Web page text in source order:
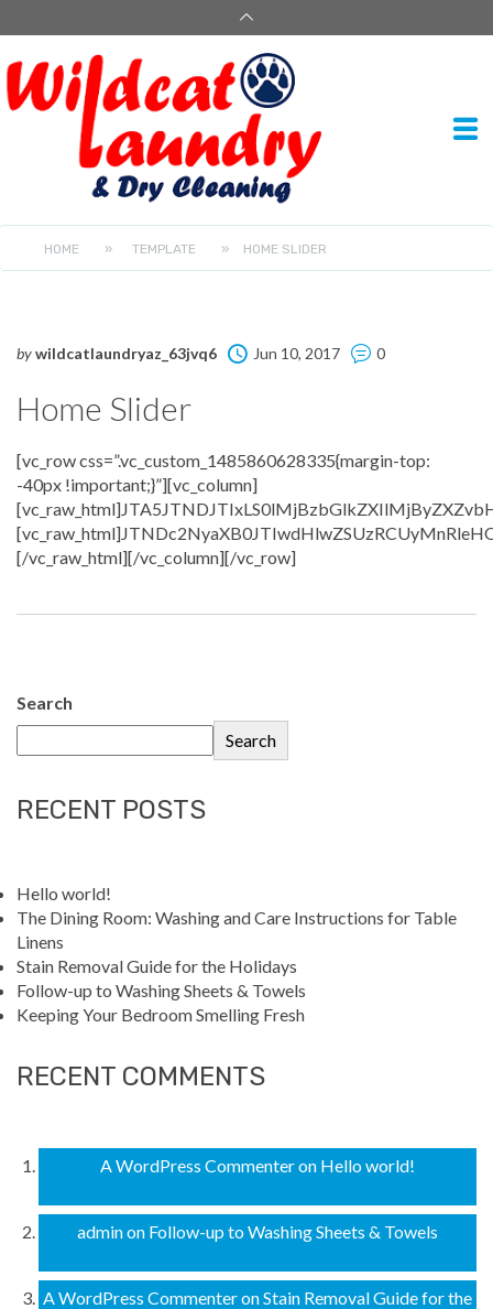
HOME » TEMPLATE » HOME SLIDER
bywildcatlaundryaz_63jvq6 Jun 10, 2017 0
Home Slider
[vc_row css=”.vc_custom_1485860628335{margin-top: -40px !important;}”][vc_column][vc_raw_html]JTA5JTNDJTIxLS0lMjBzbGlkZXIlMjByZXZvbHV0aW9uJTIwLS0lM0UlMEElMDklM0MlMjEtLSUyMFNsaWRlciUyMC0tJTNFJTBBJTA5JTNDZGl2JTIwY2xhc3MlM0QlMjJycy1zbGlkZXIlMjIlM0UlMEElMDklMDklM0NkaXYlMjBjbGFzcyUzRCUyMnRwLWJhbm5lci1jb250YWluZXIlMjIlM0UlMEElMDklMDklMDklM0NkaXYlMjBjbGFzcyUzRCUyMnRwLWJhbm5lciUyMiUzRSUwQSUwOSUwOSUwOSUwOSUzQ3VsJTNFJTBBJTA5JTA5JTA5JTA5JTA5JTNDJTIxLS0lMjBTbGlkZSUyMDElMjAtLSUzRSUwQSUwOSUwOSUwOSUwOSUwOSUzQ2xpJTIwZGF0YS10cmFuc2l0aW9uJTNEJTI3ZmFkZSUyNyUyMGRhdGEtcm90YXRlJTNEJTI3MCUyNyUyMGRhdGEtc2F2ZXBlcmZvcm1hbmNlJTNEJTI3b2ZmJTI3JTNFJTBBJTA5JTA5JTA5JTA5JTA5JTA5JTNDaW1nJTIwc3JjJTNEJTIyaHR0cCUzQSUyRiUyRndwZGVtb3oxLmNvbSUyRmxhdW5kcnlkcnljbGVhbmluZyUyRndwLWNvbnRlbnQlMkZ0aGVtZXMlMkZsYXVuZHJ5JTJGaW1hZ2VzJTJGc2xpZGVyJTJGc2xpZGUxLmpwZyUyMiUyMGFsdCUzRCUyMnNsaWRlMSUyMiUyMGRhdGEtYmdwb3NpdGlvbiUzRCUyMmNlbnRlciUyMGNlbnRlciUyMiUyMGRhdGEtYmdmaXQlM0QlMjJjb3ZlciUyMiUyMGRhdGEtYmdyZXBlYXQlM0QlMjJuby1yZXBlYXQlMjIlMjBjbGFzcyUzRCUyMnJldi1zbGlkZWJnJTIyJTNFJTBBJTA5JTA5JTA5JTA5JTA5JTA5JTNDJTIxLS0lMjAxLTEtaW1hZ2UlMjAtLSUzRSUwQSUwOSUwOSUwOSUwOSUwOSUwOSUzQ2RpdiUyMGNsYXNzJTNEJTIydHAtY2FwdGlvbiUyMHRwLXNjYWxlJTIyJTIwaWQlM0QlMjJzbGlkZS0xLTElMjIlMjBkYXRhLXglM0QlMjIlNUIlMjdjZW50ZXIlMjclMkMlMjdjZW50ZXIlMjclMkMlMjdjZW50ZXIlMjclMkMlMjdjZW50ZXIlMjclNUQlMjIlMjBkYXRhLWhvZmZzZXQlM0QlMjIlNUIlMjctNDgwJTI3JTJDJTI3LTMwMCUyNyUyQyUyNy0yNDglMjclMkMlMjctMTkyJTI3JTVEJTIyJTIwZGF0YS15JTNEJTIyJTVCJTI3dG9wJTI3JTJDJTI3dG9wJTI3JTJDJTI3dG9wJTI3JTJDJTI3dG9wJTI3JTVEJTIyJTIwZGF0YS12b2Zmc2V0JTNEJTIyJTVCJTI3MCUyNyUyQyUyNzAlMjclMkMlMjcwJTI3JTJDJTI3MCUyNyU1RCUyMiUyMGRhdGEtd2lkdGglM0QlMjIlNUIlMjc5NjElMjclMkMlMjc2MDElMjclMkMlMjc0OTclMjclMkMlMjczODUlMjclNUQlMjIlMjBkYXRhLWhlaWdodCUzRCUyMiU1QiUyNzc3OCUyNyUyQyUyNzQ4NiUyNyUyQyUyNzQwMiUyNyUyQyUyNzMxMSUyNyU1RCUyMiUyMGRhdGEtd2hpdGVzcGFjZSUzRCUyMm5vd3JhcCUyMiUyMGRhdGEtdHlwZSUzRCUyMmltYWdlJTIyJTIwZGF0YS1iYXNlYWxpZ24lM0QlMjJzbGlkZSUyMiUyMGRhdGEtcmVzcG9uc2l2ZV9vZmZzZXQlM0QlMjJvbiUyMiUyMGRhdGEtZnJhbWVzJTNEJTI3JTVCJTdCJTIyZnJvbSUyMiUzQSUyMm8lM0EwJTNCJTIyJTJDJTIyc3BlZWQlMjIlM0ExMDAwJTJDJTIydG8lMjIlM0ElMjJvJTNBMSUyMiUyQyUyMmRlbGF5JTIyJTNBMCUyQyUyMmVhc2UlMjIlM0ElMjJQb3dlcjIuZWFzZUluT3V0JTIyJTdEJTJDJTdCJTIyZGVsYXklMjIlM0ElMjJ3YWl0JTIyJTJDJTIyc3BlZWQlMjIlM0ExNTAwJTJDJTIydG8lMjIlM0ElMjJ4JTNBbGVmdCUzQiUyMiUyQyUyMmVhc2UlMjIlM0ElMjJQb3dlcjIuZWFzZUluT3V0JTIyJTdEJTVEJTI3JTIwc3R5bGUlM0QlMjJ6LWluZGV4JTNBJTIwMSUzQiUyMiUzRSUzQ2ltZyUyMHNyYyUzRCUyMmh0dHAlM0ElMkYlMkZ3cGRlbW96MS5jb20lMkZsYXVuZHJ5ZHJ5Y2xlYW5pbmclMkZ3cC1jb250ZW50JTJGdXBsb2FkcyUyRjIwMTclMkYwMiUyRnNsaWRlMS0xLmpwZyUyMiUyMGFsdCUzRCUyMiUyMiUzRSUwQSUwOSUwOSUwOSUwOSUwOSUwOSUzQyUyRmRpdiUzRSUwQSUwOSUwOSUwOSUwOSUwOSUwOSUzQyUyMS0tJTIwMS0yLWltYWdlJTIwLS0lM0UlMEElMDklMDklMDklMDklMDklMDklM0NkaXYlMjBjbGFzcyUzRCUyMnRwLWNhcHRpb24lMjB0cC1zY2FsZSUyMiUyMGlkJTNEJTIyc2xpZGUtMS0yJTIyJTIwZGF0YS14JTNEJTIyJTVCJTI3Y2VudGVyJTI3JTJDJTI3Y2VudGVyJTI3JTJDJTI3Y2VudGVyJTI3JTJDJTI3Y2VudGVyJTI3JTVEJTIyJTIwZGF0YS1ob2Zmc2V0JTNEJTIyJTVCJTI3NDgwJTI3JTJDJTI3MzAwJTI3JTJDJTI3MjQ4JTI3JTJDJTI3MTkyJTI3JTVEJTIyJTIwZGF0YS15JTNEJTIyJTVCJTI3dG9wJTI3JTJDJTI3dG9wJTI3JTJDJTI3dG9wJTI3JTJDJTI3dG9wJTI3JTVEJTIyJTIwZGF0YS12b2Zmc2V0JTNEJTIyJTVCJTI3MCUyNyUyQyUyNzAlMjclMkMlMjcwJTI3JTJDJTI3MCUyNyU1RCUyMiUyMGRhdGEtd2lkdGglM0QlMjIlNUIlMjc5NjElMjclMkMlMjc2MDElMjclMkMlMjc0OTclMjclMkMlMjczODUlMjclNUQlMjIlMjBkYXRhLWhlaWdodCUzRCUyMiU1QiUyNzc3OCUyNyUyQyUyNzQ4NiUyNyUyQyUyNzQwMiUyNyUyQyUyNzMxMSUyNyU1RCUyMiUyMGRhdGEtd2hpdGVzcGFjZSUzRCUyMm5vd3JhcCUyMiUyMGRhdGEtdHlwZSUzRCUyMmltYWdlJTIyJTIwZGF0YS1iYXNlYWxpZ24lM0QlMjJzbGlkZSUyMiUyMGRhdGEtcmVzcG9uc2l2ZV9vZmZzZXQlM0QlMjJvbiUyMiUyMGRhdGEtZnJhbWVzJTNEJTI3JTVCJTdCJTIyZnJvbSUyMiUzQSUyMm8lM0EwJTNCJTIyJTJDJTIyc3BlZWQlMjIlM0ExMDAwJTJDJTIydG8lMjIlM0ElMjJvJTNBMSUyMiUyQyUyMmRlbGF5JTIyJTNBMCUyQyUyMmVhc2UlMjIlM0ElMjJQb3dlcjIuZWFzZUluT3V0JTIyJTdEJTJDJTdCJTIyZGVsYXklMjIlM0ElMjJ3YWl0JTIyJTJDJTIyc3BlZWQlMjIlM0ExNTAwJTJDJTIydG8lMjIlM0ElMjJ4JTNBcmlnaHQlM0IlMjIlMkMlMjJlYXNlJTIyJTNBJTIyUG93ZXIyLmVhc2VJbk91dCUyMiU3RCU1RCUyNyUyMHN0eWxlJTNEJTIyei1pbmRleCUzQSUyMDElM0IlMjIlM0UlM0NpbWclMjBzcmMlM0QlMjJodHRwJTNBJTJGJTJGd3BkZW1vejEuY29tJTJGbGF1bmRyeWRyeWNsZWFuaW5nJTJGd3AtY29udGVudCUyRnVwbG9hZHMlMkYyMDE3JTJGMDIlMkZzbGlkZTEtMi5qcGclMjIlMjBhbHQlM0QlMjIlMjIlM0UlMEElMDklMDklMDklMDklMDklMDklM0MlMkZkaXYlM0UlMEElMDklMDklMDklMDklMDklMDklM0MlMjEtLSUyMDEtMS1ibGFuayUyMC0tJTNFJTBBJTA5JTA5JTA5JTA5JTA5JTA5JTNDZGl2JTIwY2xhc3MlM0QlMjJ0cC1jYXB0aW9uJTIwdHAtc2hhcGUlMjIlMjBpZCUzRCUyMnNsaWRlLTEtMS1ibGFuayUyMiUyMGRhdGEteCUzRCUyMiU1QiUyN2xlZnQlMjclMkMlMjdsZWZ0JTI3JTJDJTI3bGVmdCUyNyUyQyUyN2xlZnQlMjclNUQlMjIlMjBkYXRhLWhvZmZzZXQlM0QlMjIlNUIlMjcwJTI3JTJDJTI3MCUyNyUyQyUyNzAlMjclMkMlMjcwJTI3JTVEJTIyJTIwZGF0YS15JTNEJTIyJTVCJTI3dG9wJTI3JTJDJTI3dG9wJTI3JTJDJTI3dG9wJTI3JTJDJTI3dG9wJTI3JTVEJTIyJTIwZGF0YS12b2Zmc2V0JTNEJTIyJTVCJTI3MCUyNyUyQyUyNzAlMjclMkMlMjcwJTI3JTJDJTI3MCUyNyU1RCUyMiUyMGRhdGEtd2lkdGglM0QlMjIlNUIlMjc5NjAlMjclMkMlMjc2MDAlMjclMkMlMjc0OTYlMjclMkMlMjczODQlMjclNUQlMjIlMjBkYXRhLWhlaWdodCUzRCUyMiU1QiUyNzc3OCUyNyUyQyUyNzQ4NiUyNyUyQyUyNzQwMiUyNyUyQyUyNzMxMSUyNyU1RCUyMiUyMGRhdGEtd2hpdGVzcGFjZSUzRCUyMm5vd3JhcCUyMiUyMGRhdGEtdHlwZSUzRCUyMnNoYXBlJTIyJTIwZGF0YS1iYXNlYWxpZ24lM0QlMjJzbGlkZSUyMiUyMGRhdGEtcmVzcG9uc2l2ZV9vZmZzZXQlM0QlMjJvbiUyMiUyMGRhdGEtYWN0aW9ucyUzRCUyNyU1QiU3QiUyMmV2ZW50JTIyJTNBJTIybW91c2VlbnRlciUyMiUyQyUyMmFjdGlvbiUyMiUzQSUyMnRvZ2dsZWNsYXNzJTIyJTJDJTIybGF5ZXIlMjIlM0ElMjJzbGlkZS0xLTElMjIlMkMlMjJkZWxheSUyMiUzQSUyMjAlMjIlMkMlMjAlMjJjbGFzc25hbWUlMjIlM0ElMjJ6b29tJTIyJTdEJTJDJTIwJTdCJTIyZXZlbnQlMjIlM0ElMjJtb3VzZWxlYXZlJTIyJTJDJTIyYWN0aW9uJTIyJTNBJTIydG9nZ2xlY2xhc3MlMjIlMkMlMjJsYXllciUyMiUzQSUyMnNsaWRlLTEtMSUyMiUyQyUyMmRlbGF5JTIyJTNBJTIyMCUyMiUyQyUyMCUyMmNsYXNzbmFtZSUyMiUzQSUyMnpvb20lMjIlN0QlMkMlN0IlMjJldmVudCUyMiUzQSUyMm1vdXNlZW50ZXIlMjIlMkMlMjJhY3Rpb24lMjIlM0ElMjJ0b2dnbGVjbGFzcyUyMiUyQyUyMmxheWVyJTIyJTNBJTIydHAtaG92ZXJ0ZXh0LTElMjIlMkMlMjJkZWxheSUyMiUzQSUyMjAlMjIlMkMlMjAlMjJjbGFzc25hbWUlMjIlM0ElMjJkYXJrJTIyJTdEJTJDJTIwJTdCJTIyZXZlbnQlMjIlM0ElMjJtb3VzZWxlYXZlJTIyJTJDJTIyYWN0aW9uJTIyJTNBJTIydG9nZ2xlY2xhc3MlMjIlMkMlMjJsYXllciUyMiUzQSUyMnRwLWhvdmVydGV4dC0xJTIyJTJDJTIyZGVsYXklMjIlM0ElMjIwJTIyJTJDJTIwJTIyY2xhc3NuYW1lJTIyJTNBJTIyZGFyayUyMiU3RCU1RCUyNyUyMGRhdGEtZnJhbWVzJTNEJTI3JTVCJTdCJTIyZnJvbSUyMiUzQSUyMm9wYWNpdHklM0ExJTNCJTIyJTJDJTIyc3BlZWQlMjIlM0EwJTJDJTIydG8lMjIlM0ElMjJvcGFjaXR5JTNBMSUzQiUyMiUyQyUyMmRlbGF5JTIyJTNBMCU3RCUyQyU3QiUyMmZyb20lMjIlM0ElMjJvcGFjaXR5JTNBMSUzQiUyMiUyQyUyMCUyMmRlbGF5JTIyJTNBJTIyd2FpdCUyMiUyQyUyMnNwZWVkJTIyJTNBMCUyQyUyMnRvJTIyJTNBJTIyb3BhY2l0eSUzQTElM0IlMjIlN0QlNUQlMjclMjBzdHlsZSUzRCUyMnotaW5kZXglM0ElMjAyMiUzQmJhY2tncm91bmQtY29sb3IlM0FyZ2JhJTI4MCUyQzAlMkMwJTJDMCUyOSUzQiUyMiUzRSUwQSUwOSUwOSUwOSUwOSUwOSUwOSUzQyUyRmRpdiUzRSUwQSUwOSUwOSUwOSUwOSUwOSUwOSUzQyUyMS0tJTIwMS0yLWJsYW5rJTIwLS0lM0UlMEElMDklMDklMDklMDklMDklMDklM0NkaXYlMjBjbGFzcyUzRCUyMnRwLWNhcHRpb24lMjB0cC1zaGFwZSUyMiUyMGlkJTNEJTIyc2xpZGUtMS0yLWJsYW5rJTIyJTIwZGF0YS14JTNEJTIyJTVCJTI3cmlnaHQlMjclMkMlMjdyaWdodCUyNyUyQyUyN3JpZ2h0JTI3JTJDJTI3cmlnaHQlMjclNUQlMjIlMjBkYXRhLWhvZmZzZXQlM0QlMjIlNUIlMjcwJTI3JTJDJTI3MCUyNyUyQyUyNzAlMjclMkMlMjcwJTI3JTVEJTIyJTIwZGF0YS15JTNEJTIyJTVCJTI3dG9wJTI3JTJDJTI3dG9wJTI3JTJDJTI3dG9wJTI3JTJDJTI3dG9wJTI3JTVEJTIyJTIwZGF0YS12b2Zmc2V0JTNEJTIyJTVCJTI3MCUyNyUyQyUyNzAlMjclMkMlMjcwJTI3JTJDJTI3MCUyNyU1RCUyMiUyMGRhdGEtd2lkdGglM0QlMjIlNUIlMjc5NjAlMjclMkMlMjc2MDAlMjclMkMlMjc0OTYlMjclMkMlMjczODQlMjclNUQlMjIlMjBkYXRhLWhlaWdodCUzRCUyMiU1QiUyNzc3OCUyNyUyQyUyNzQ4NiUyNyUyQyUyNzQwMiUyNyUyQyUyNzMxMSUyNyU1RCUyMiUyMGRhdGEtd2hpdGVzcGFjZSUzRCUyMm5vd3JhcCUyMiUyMGRhdGEtdHlwZSUzRCUyMnNoYXBlJTIyJTIwZGF0YS1iYXNlYWxpZ24lM0QlMjJzbGlkZSUyMiUyMGRhdGEtcmVzcG9uc2l2ZV9vZmZzZXQlM0QlMjJvbiUyMiUyMGRhdGEtYWN0aW9ucyUzRCUyNyU1QiU3QiUyMmV2ZW50JTIyJTNBJTIybW91c2VlbnRlciUyMiUyQyUyMmFjdGlvbiUyMiUzQSUyMnRvZ2dsZWNsYXNzJTIyJTJDJTIybGF5ZXIlMjIlM0ElMjJzbGlkZS0xLTIlMjIlMkMlMjJkZWxheSUyMiUzQSUyMjAlMjIlMkMlMjAlMjJjbGFzc25hbWUlMjIlM0ElMjJ6b29tJTIyJTdEJTJDJTIwJTdCJTIyZXZlbnQlMjIlM0ElMjJtb3VzZWxlYXZlJTIyJTJDJTIyYWN0aW9uJTIyJTNBJTIydG9nZ2xlY2xhc3MlMjIlMkMlMjJsYXllciUyMiUzQSUyMnNsaWRlLTEtMiUyMiUyQyUyMmRlbGF5JTIyJTNBJTIyMCUyMiUyQyUyMCUyMmNsYXNzbmFtZSUyMiUzQSUyMnpvb20lMjIlN0QlMkMlN0IlMjJldmVudCUyMiUzQSUyMm1vdXNlZW50ZXIlMjIlMkMlMjJhY3Rpb24lMjIlM0ElMjJ0b2dnbGVjbGFzcyUyMiUyQyUyMmxheWVyJTIyJTNBJTIydHAtaG92ZXJ0ZXh0LTIlMjIlMkMlMjJkZWxheSUyMiUzQSUyMjAlMjIlMkMlMjAlMjJjbGFzc25hbWUlMjIlM0ElMjJjb2xvciUyMiU3RCUyQyUyMCU3QiUyMmV2ZW50JTIyJTNBJTIybW91c2VsZWF2ZSUyMiUyQyUyMmFjdGlvbiUyMiUzQSUyMnRvZ2dsZWNsYXNzJTIyJTJDJTIybGF5ZXIlMjIlM0ElMjJ0cC1ob3ZlcnRleHQtMiUyMiUyQyUyMmRlbGF5JTIyJTNBJTIyMCUyMiUyQyUyMCUyMmNsYXNzbmFtZSUyMiUzQSUyMmNvbG9yJTIyJTdEJTVEJTI3JTIwZGF0YS1mcmFtZXMlM0QlMjclNUIlN0IlMjJmcm9tJTIyJTNBJTIyb3BhY2l0eSUzQTElM0IlMjIlMkMlMjJzcGVlZCUyMiUzQTAlMkMlMjJ0byUyMiUzQSUyMm9wYWNpdHklM0ExJTNCJTIyJTJDJTIyZGVsYXklMjIlM0EwJTdEJTJDJTdCJTIyZnJvbSUyMiUzQSUyMm9wYWNpdHklM0ExJTNCJTIyJTJDJTIwJTIyZGVsYXklMjIlM0ElMjJ3YWl0JTIyJTJDJTIyc3BlZWQlMjIlM0EwJTJDJTIydG8lMjIlM0ElMjJvcGFjaXR5JTNBMSUzQiUyMiU3RCU1RCUyNyUyMHN0eWxlJTNEJTIyei1pbmRleCUzQSUyMDIyJTNCYmFja2dyb3VuZC1jb2xvciUzQXJnYmElMjgwJTJDMCUyQzAlMkMwJTI5JTNCJTIyJTNFJTBBJTA5JTA5JTA5JTA5JTA5JTA5JTNDJTJGZGl2JTNFJTBBJTA5JTA5JTA5JTA5JTA5JTA5JTNDJTIxLS0lMjAxLTEtdGV4dCUyMC0tJTNFJTBBJTA5JTA5JTA5JTA5JTA5JTA5JTNDZGl2JTIwY2xhc3MlM0QlMjJ0cC1jYXB0aW9uJTIwdHAtaG92ZXJ0ZXh0JTIyJTIwaWQlM0QlMjJ0cC1ob3ZlcnRleHQtMSUyMiUyMGRhdGEtd2lkdGglM0QlMjIlNUIlMjc5NjAlMjclMkMlMjc2MDAlMjclMkMlMjc0OTYlMjclMkMlMjczODQlMjclNUQlMjIlMjBkYXRhLXglM0QlMjIlNUIlMjdsZWZ0JTI3JTJDJTI3bGVmdCUyNyUyQyUyN2xlZnQlMjclMkMlMjdsZWZ0JTI3JTVEJTIyJTIwZGF0YS1ob2Zmc2V0JTNEJTIyJTVCJTI3MCUyNyU1RCUyMiUyMGRhdGEteSUzRCUyMiU1QiUyN2NlbnRlciUyNyUyQyUyN2NlbnRlciUyNyUyQyUyN2NlbnRlciUyNyUyQyUyN2NlbnRlciUyNyU1RCUyMiUyMGRhdGEtdm9mZnNldCUzRCUyMiU1QiUyNy0zNSUyNyUyQyUyNy0yNSUyNyUyQyUyNy0xOCUyNyUyQyUyNy0xNSUyNyU1RCUyMiUyMGRhdGEtdGV4dEFsaWduJTNEJTIyJTVCJTI3Y2VudGVyJTI3JTJDJTI3Y2VudGVyJTI3JTJDJTI3Y2VudGVyJTI3JTJDJTI3Y2VudGVyJTI3JTVEJTIyJTIwZGF0YS1wYWRkaW5nbGVmdCUzRCUyMiU1QjMwMCUyQzIwMCUyQzE1MCUyQzAlNUQlMjIlMjBkYXRhLWZyYW1lcyUzRCUyNyU1QiU3QiUyMmZyb20lMjIlM0ElMjJ5JTNBJTVCMzAwJTI1JTVEJTNCb3BhY2l0eSUzQTAlM0IlMjIlMkMlMjJzcGVlZCUyMiUzQTMwMDAlMkMlMjJ0byUyMiUzQSUyMm8lM0ExJTNCJTIyJTJDJTIyZGVsYXklMjIlM0ExMDAwJTJDJTIyZWFzZSUyMi
Search
Search
RECENT POSTS
Hello world!
The Dining Room: Washing and Care Instructions for Table
Linens
Stain Removal Guide for the Holidays
Follow-up to Washing Sheets & Towels
Keeping Your Bedroom Smelling Fresh
RECENT COMMENTS
A WordPress Commenteron Hello world!
adminon Follow-up to Washing Sheets & Towels
A WordPress CommenteronStain Removal Guide for the